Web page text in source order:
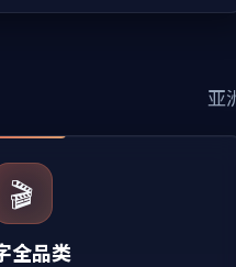
亚
🎬
全品类